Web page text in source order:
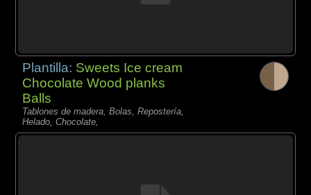
Plantilla: Sweets Ice cream
Chocolate Wood planks
Balls
Tablones de madera, Bolas, Repostería,
Helado, Chocolate,